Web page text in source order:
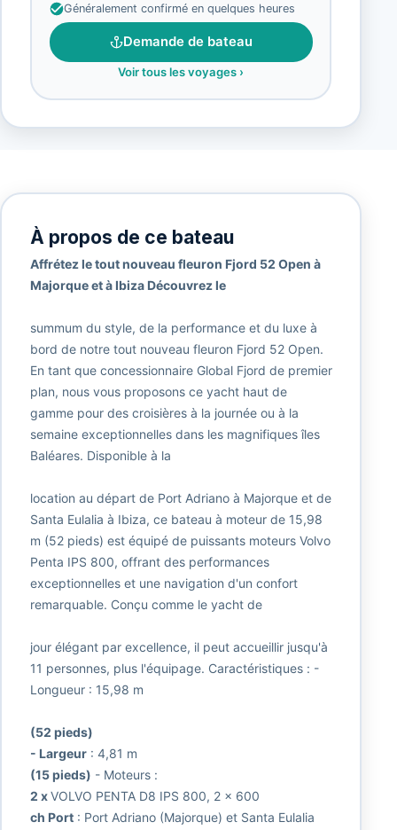
Généralement confirmé en quelques heures
Demande de bateau
Voir tous les voyages ›
À propos de ce bateau
Affrétez le tout nouveau fleuron Fjord 52 Open à
Majorque et à Ibiza Découvrez le
summum du style, de la performance et du luxe à
bord de notre tout nouveau fleuron Fjord 52 Open.
En tant que concessionnaire Global Fjord de premier
plan, nous vous proposons ce yacht haut de
gamme pour des croisières à la journée ou à la
semaine exceptionnelles dans les magnifiques îles
Baléares. Disponible à la
location au départ de Port Adriano à Majorque et de
Santa Eulalia à Ibiza, ce bateau à moteur de 15,98
m (52 pieds) est équipé de puissants moteurs Volvo
Penta IPS 800, offrant des performances
exceptionnelles et une navigation d'un confort
remarquable. Conçu comme le yacht de
jour élégant par excellence, il peut accueillir jusqu'à
11 personnes, plus l'équipage. Caractéristiques : -
Longueur : 15,98 m
(52 pieds)
- Largeur: 4,81 m
(15 pieds) - Moteurs :
2 xVOLVO PENTA D8 IPS 800, 2 x 600
ch Port: Port Adriano (Majorque) et Santa Eulalia